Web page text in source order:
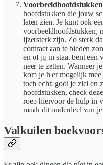
hoofdstukken die jouw
laten zien. Je kunt ook
voorbeeldhoofdstukken,
ijzersterk zijn. Zo sterk
contract aan te bieden
en of jij in staat bent een
neer te zetten. Wanneer
kom je hier mogelijk
toch echt: gooi je ziel en
hoofdstukken, check
roep hiervoor de hulp in
maak dit onderdeel van
Valkuilen